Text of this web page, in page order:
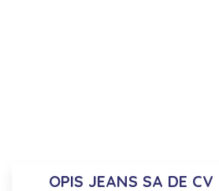
OPIS JEANS SA DE CV